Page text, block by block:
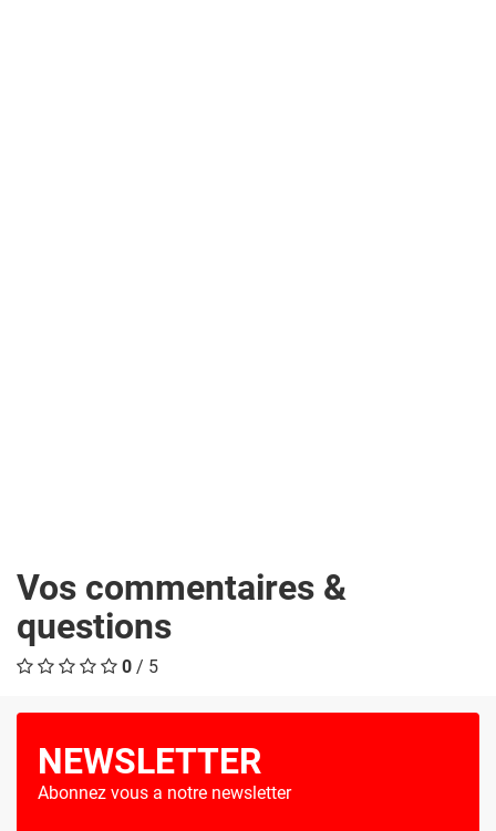
Vos commentaires &
questions
0 / 5
NEWSLETTER
Abonnez vous a notre newsletter